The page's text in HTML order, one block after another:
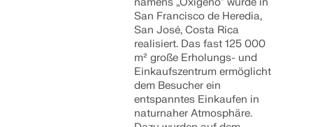
San Francisco de Heredia,
San José, Costa Rica
realisiert. Das fast 125 000
m² große Erholungs- und
Einkaufszentrum ermöglicht
dem Besucher ein
entspanntes Einkaufen in
naturnaher Atmosphäre.